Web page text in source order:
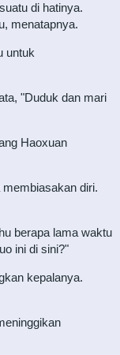
di hatinya.
menatapnya.
untuk
"Duduk dan mari
Haoxuan
diri.
berapa lama waktu
ini di sini?"
kepalanya.